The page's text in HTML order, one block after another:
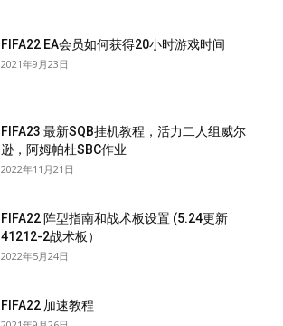
FIFA22 EA会员如何获得20小时游戏时间
2021年9月23日
FIFA23 最新SQB挂机教程，活力二人组威尔
逊，阿姆帕杜SBC作业
2022年11月21日
FIFA22 阵型指南和战术板设置 (5.24更新
41212-2战术板）
2022年5月24日
FIFA22 加速教程